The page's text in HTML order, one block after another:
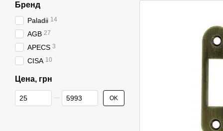
Бренд
Paladii 14
AGB 27
APECS 3
CISA 10
Цена, грн
От Цена, грн
До Цена, грн OK